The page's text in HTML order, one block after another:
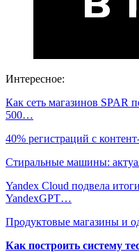
Интересное:
Как сеть магазинов SPAR
500…
40% регистраций с
Стиральные машины:
Yandex Cloud подвела
YandexGPT…
Продуктовые магазины и
Как построить систему